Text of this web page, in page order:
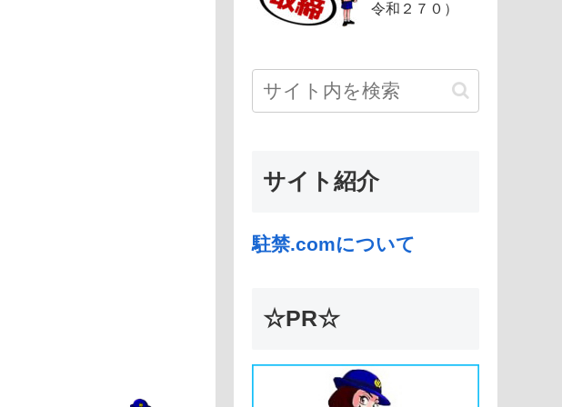
令和２７０）
サイト紹介
駐禁.comについて
☆PR☆